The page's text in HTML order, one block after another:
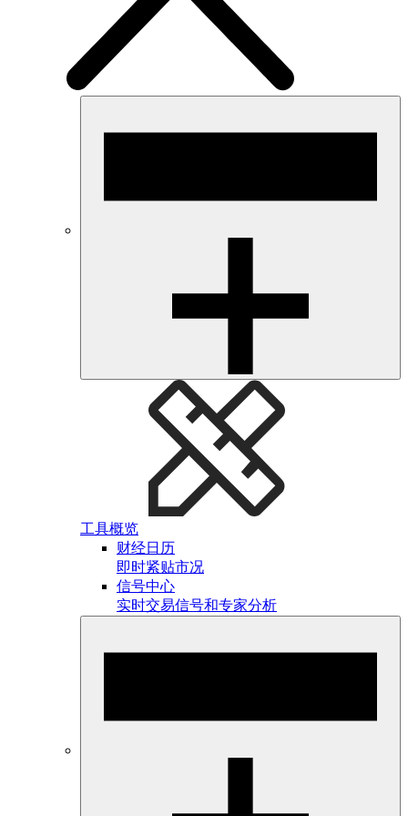
工具概览
财经日历
即时紧贴市况
信号中心
实时交易信号和专家分析